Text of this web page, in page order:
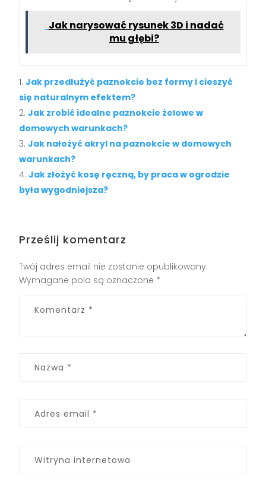
Jak narysować rysunek 3D i nadać
mu głębi?
Jak przedłużyć paznokcie bez formy i cieszyć
się naturalnym efektem?
Jak zrobić idealne paznokcie żelowe w
domowych warunkach?
Jak nałożyć akryl na paznokcie w domowych
warunkach?
Jak złożyć kosę ręczną, by praca w ogrodzie
była wygodniejsza?
Prześlij komentarz
Twój adres email nie zostanie opublikowany.
Wymagane pola są oznaczone *